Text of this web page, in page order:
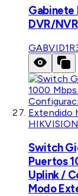
Gabinete
DVR/
HIKVISION
Switch
Puertos
Uplink /
Modo